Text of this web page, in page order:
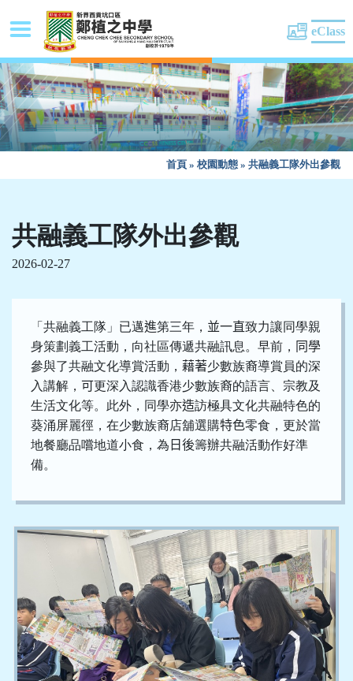
eClass
首頁 » 校園動態 » 共融義工隊外出參觀
共融義工隊外出參觀
2026-02-27
「共融義工隊」已邁進第三年， 並一直致力讓同學親
身策劃義工活動，向社區傳遞共融訊息。早前， 同學
參與了共融文化導賞活動， 藉著少數族裔導賞員的深
入講解， 可更深入認識香港少數族裔的語言、宗教及
生活文化等。此外，同學亦造訪極具文化共融特色的
葵涌屏麗徑，在少數族裔店舖選購特色零食，更於當
地餐廳品嚐地道小食，為 日後籌辦共融活動作好準
備。